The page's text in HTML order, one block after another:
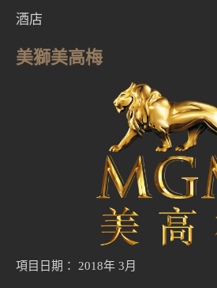
酒店
美獅美高梅
項目日期： 2018年 3月